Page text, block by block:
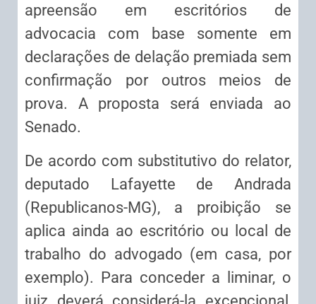
apreensão em escritórios de
advocacia com base somente em
declarações de delação premiada sem
confirmação por outros meios de
prova. A proposta será enviada ao
Senado.
De acordo com substitutivo do relator,
deputado Lafayette de Andrada
(Republicanos-MG), a proibição se
aplica ainda ao escritório ou local de
trabalho do advogado (em casa, por
exemplo). Para conceder a liminar, o